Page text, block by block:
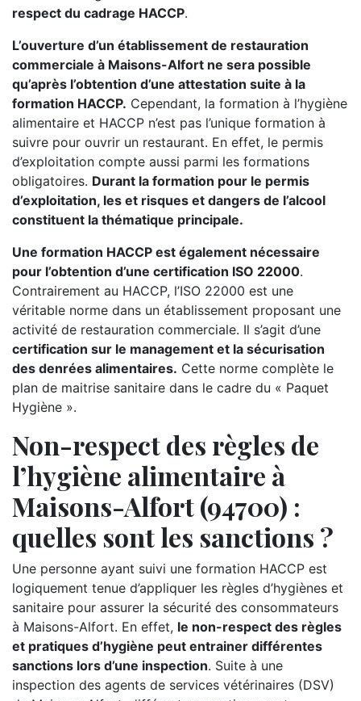
respect du cadrage HACCP.
L’ouverture d’un établissement de restauration
commerciale à Maisons-Alfort ne sera possible
qu’après l’obtention d’une attestation suite à la
formation HACCP. Cependant, la formation à l’hygiène
alimentaire et HACCP n’est pas l’unique formation à
suivre pour ouvrir un restaurant. En effet, le permis
d’exploitation compte aussi parmi les formations
obligatoires. Durant la formation pour le permis
d’exploitation, les et risques et dangers de l’alcool
constituent la thématique principale.
Une formation HACCP est également nécessaire
pour l’obtention d’une certification ISO 22000.
Contrairement au HACCP, l’ISO 22000 est une
véritable norme dans un établissement proposant une
activité de restauration commerciale. Il s’agit d’une
certification sur le management et la sécurisation
des denrées alimentaires. Cette norme complète le
plan de maitrise sanitaire dans le cadre du « Paquet
Hygiène ».
Non-respect des règles de
l’hygiène alimentaire à
Maisons-Alfort (94700) :
quelles sont les sanctions ?
Une personne ayant suivi une formation HACCP est
logiquement tenue d’appliquer les règles d’hygiènes et
sanitaire pour assurer la sécurité des consommateurs
à Maisons-Alfort. En effet, le non-respect des règles
et pratiques d’hygiène peut entrainer différentes
sanctions lors d’une inspection. Suite à une
inspection des agents de services vétérinaires (DSV)